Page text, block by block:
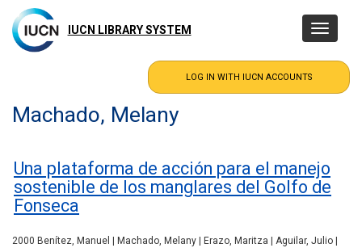
main
content
IUCN LIBRARY SYSTEM
Toggle
Machado, Melany
Una plataforma de acción para el manejo
sostenible de los manglares del Golfo de
Fonseca
2000 Benítez, Manuel | Machado, Melany | Erazo, Maritza | Aguilar, Julio |